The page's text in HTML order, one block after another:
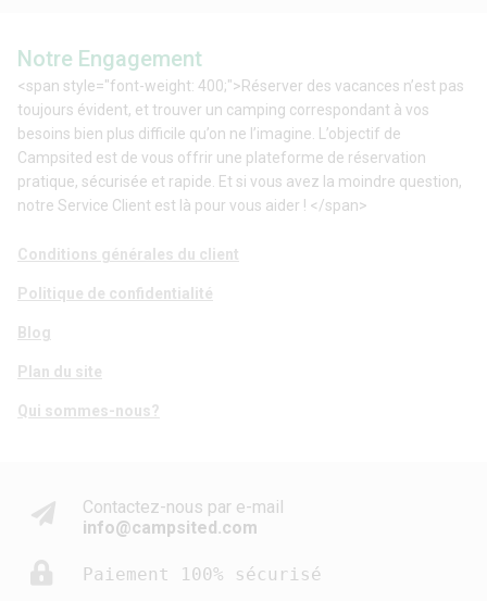
Notre Engagement
<span style="font-weight: 400;">Réserver des vacances n’est pas
toujours évident, et trouver un camping correspondant à vos
besoins bien plus difficile qu’on ne l’imagine. L’objectif de
Campsited est de vous offrir une plateforme de réservation
pratique, sécurisée et rapide. Et si vous avez la moindre question,
notre Service Client est là pour vous aider ! </span>
Conditions générales du client
Politique de confidentialité
Blog
Plan du site
Qui sommes-nous?
Contactez-nous par e-mail
info@campsited.com
Paiement 100% sécurisé